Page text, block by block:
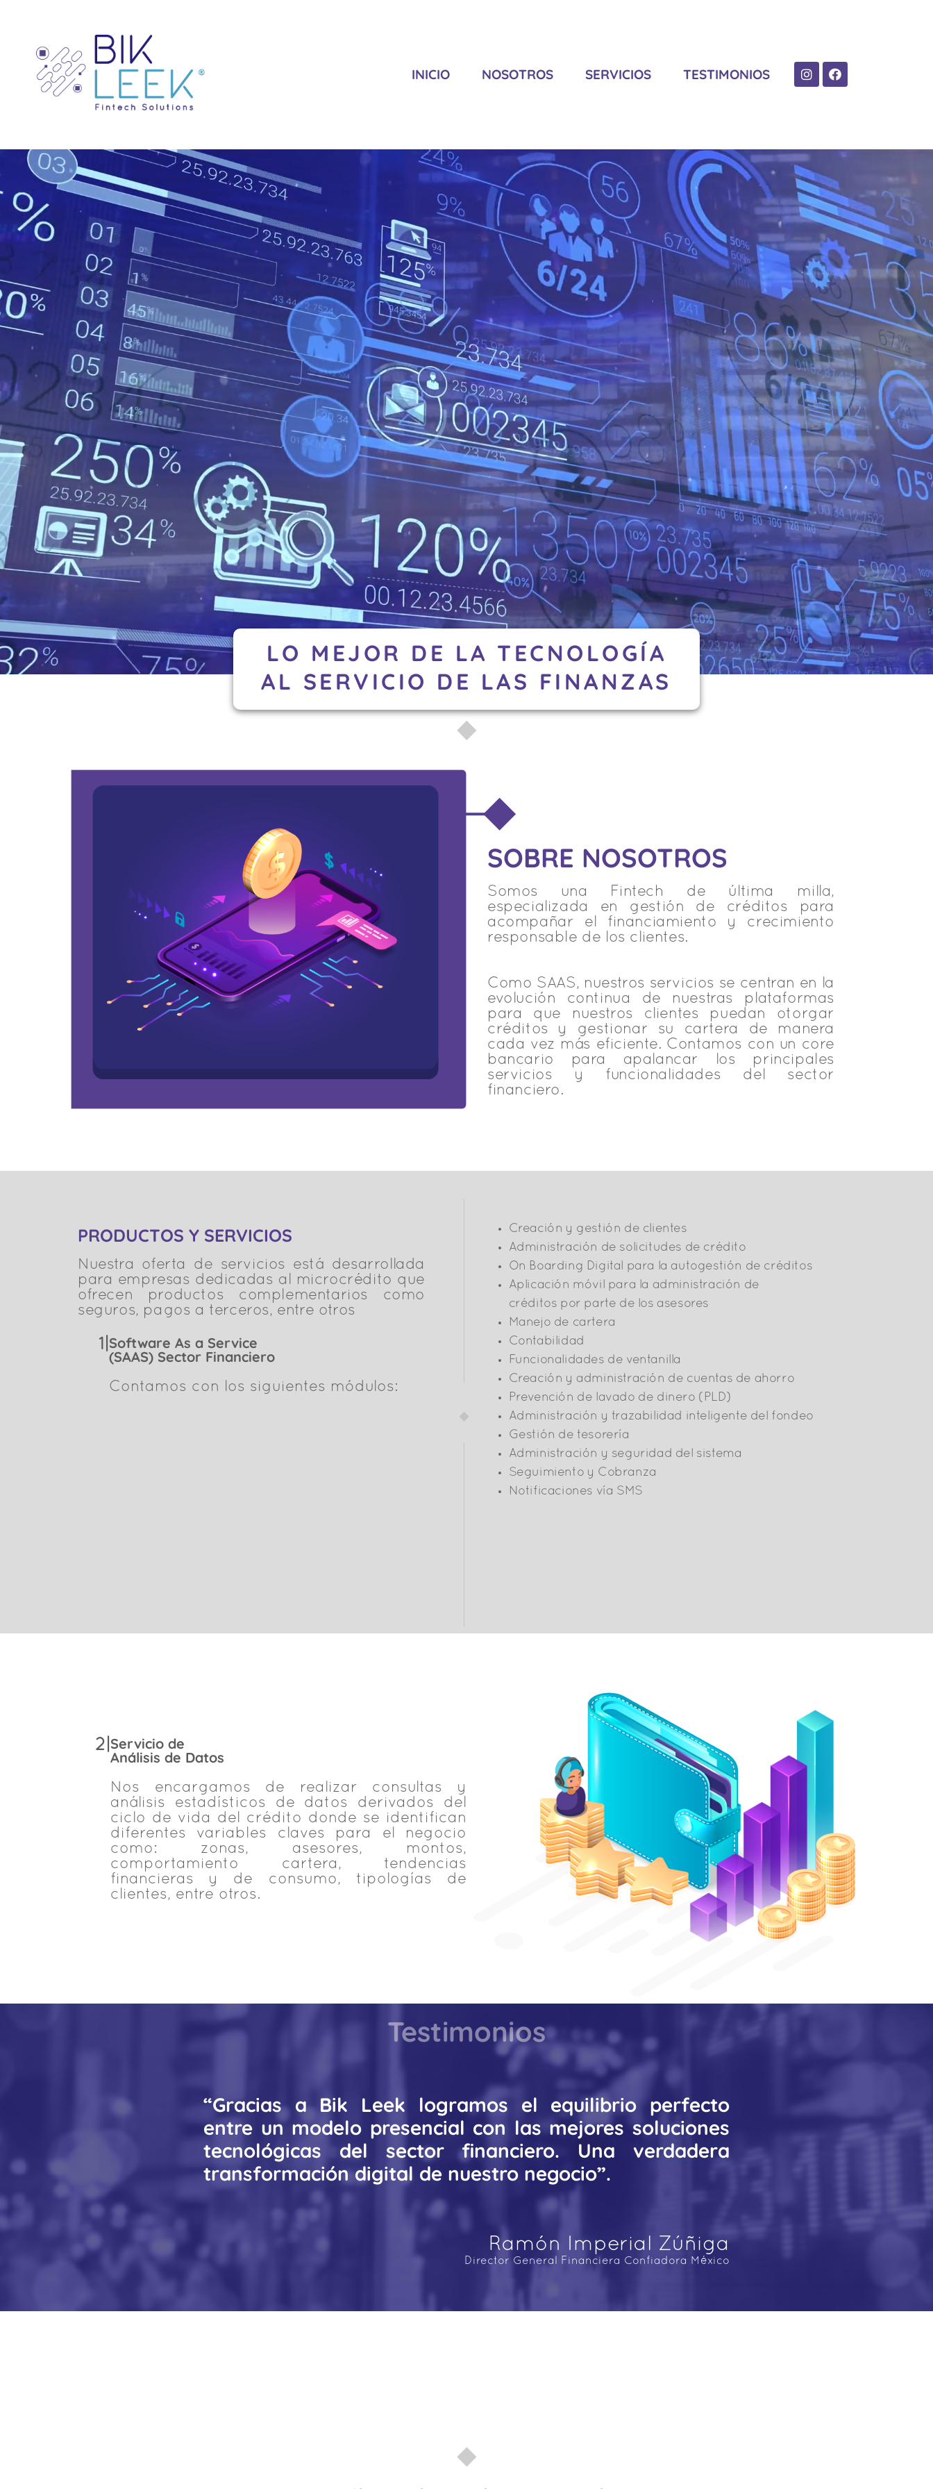
INICIO NOSOTROS SERVICIOS TESTIMONIOS
LO MEJOR DE LA TECNOLOGÍA
AL SERVICIO DE LAS FINANZAS
SOBRE NOSOTROS
Somos una Fintech de última milla,
especializada en gestión de créditos para
acompañar el financiamiento y crecimiento
responsable de los clientes.
Como SAAS, nuestros servicios se centran en la
evolución continua de nuestras plataformas
para que nuestros clientes puedan otorgar
créditos y gestionar su cartera de manera
cada vez más eficiente. Contamos con un core
bancario para apalancar los principales
servicios y funcionalidades del sector
financiero.
PRODUCTOS Y SERVICIOS
Nuestra oferta de servicios está desarrollada
para empresas dedicadas al microcrédito que
ofrecen productos complementarios como
seguros, pagos a terceros, entre otros
1| Software As a Service
(SAAS) Sector Financiero
Contamos con los siguientes módulos:
Creación y gestión de clientes
Administración de solicitudes de crédito
On Boarding Digital para la autogestión de créditos
Aplicación móvil para la administración de
créditos por parte de los asesores
Manejo de cartera
Contabilidad
Funcionalidades de ventanilla
Creación y administración de cuentas de ahorro
Prevención de lavado de dinero (PLD)
Administración y trazabilidad inteligente del fondeo
Gestión de tesorería
Administración y seguridad del sistema
Seguimiento y Cobranza
Notificaciones vía SMS
2| Servicio de
Análisis de Datos
Nos encargamos de realizar consultas y
análisis estadísticos de datos derivados del
ciclo de vida del crédito donde se identifican
diferentes variables claves para el negocio
como: zonas, asesores, montos,
comportamiento cartera, tendencias
financieras y de consumo, tipologías de
clientes, entre otros.
Testimonios
“Gracias a Bik Leek logramos el equilibrio perfecto
entre un modelo presencial con las mejores soluciones
tecnológicas del sector financiero. Una verdadera
transformación digital de nuestro negocio”.
Ramón Imperial Zúñiga
Director General Financiera Confiadora México